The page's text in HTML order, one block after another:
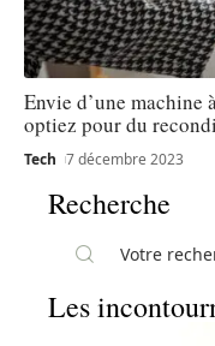
Envie d’une machine
optiez pour du
Tech 7 décembre 2023
Recherche
Les